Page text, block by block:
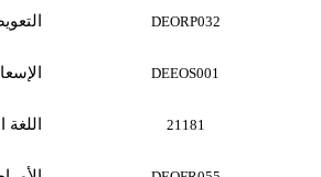
DEORP032
DEEOS001
21181 اللغة